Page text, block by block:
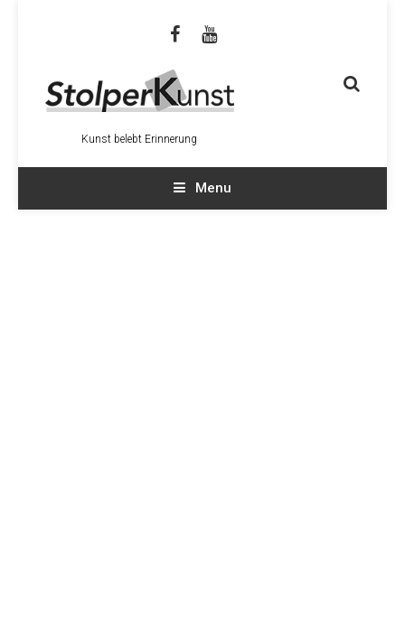
Kunst belebt Erinnerung
Menu